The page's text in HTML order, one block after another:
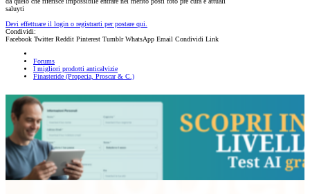
saluyti
Devi effettuare il login o registrarti per postare qui.
Condividi:
Facebook Twitter Reddit Pinterest Tumblr WhatsApp Email Condividi Link
Forums
I migliori prodotti anticalvizie
Finasteride (Propecia, Proscar & C.)